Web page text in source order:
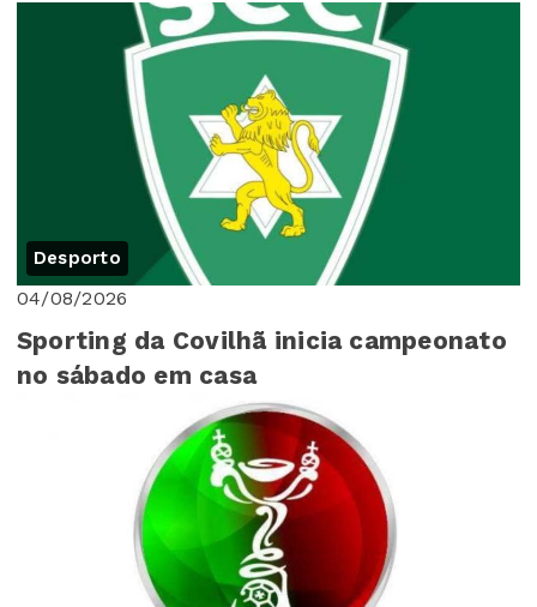
Desporto
04/08/2026
Sporting da Covilhã inicia campeonato
no sábado em casa